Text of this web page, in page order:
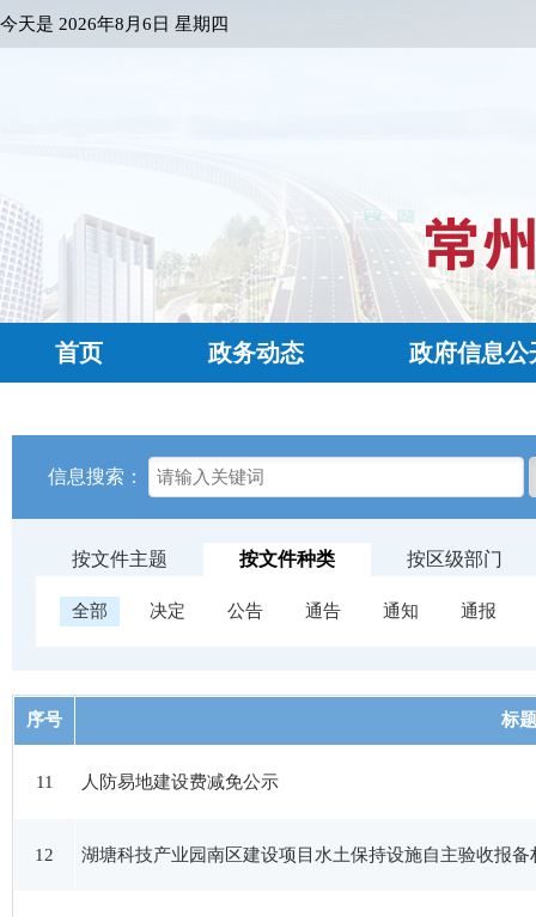
今天是 2026年8月6日 星期四
首页 政务动态 政府信息公
信息搜索：
按文件主题 按文件种类 按区级部门
全部 决定 公告 通告 通知 通报
序号 标题
11 人防易地建设费减免公示
12 湖塘科技产业园南区建设项目水土保持设施自主验收报备